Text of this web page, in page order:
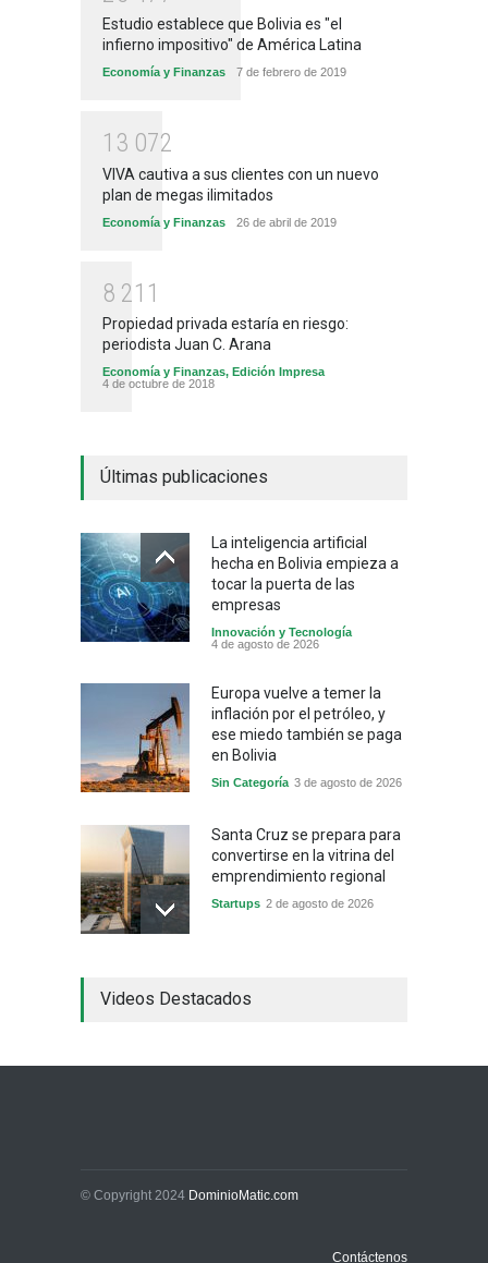
Estudio establece que Bolivia es "el
infierno impositivo" de América Latina
Economía y Finanzas 7 de febrero de 2019
1 3 072
VIVA cautiva a sus clientes con un nuevo
plan de megas ilimitados
Economía y Finanzas 26 de abril de 2019
8 21 1
Propiedad privada estaría en riesgo:
periodista Juan C. Arana
Economía y Finanzas, Edición Impresa
4 de octubre de 2018
Últimas publicaciones
La inteligencia artificial
hecha en Bolivia empieza a
tocar la puerta de las
empresas
Innovación y Tecnología
4 de agosto de 2026
Europa vuelve a temer la
inflación por el petróleo, y
ese miedo también se paga
en Bolivia
Sin Categoría 3 de agosto de 2026
Santa Cruz se prepara para
convertirse en la vitrina del
emprendimiento regional
Startups 2 de agosto de 2026
industrial y el golpe puede
Sin Categoría 1 de agosto de 2026
Videos Destacados
© Copyright 2024 DominioMatic.com
Contáctenos